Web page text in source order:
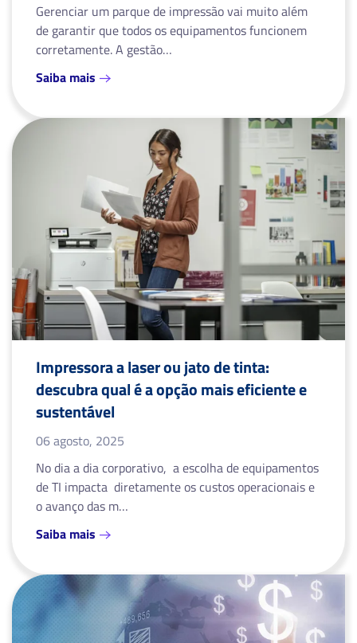
Gerenciar um parque de impressão vai muito além
de garantir que todos os equipamentos funcionem
corretamente. A gestão…
Saiba mais
Impressora a laser ou jato de tinta:
descubra qual é a opção mais eficiente e
sustentável
06 agosto, 2025
No dia a dia corporativo, a escolha de equipamentos
de TI impacta diretamente os custos operacionais e
o avanço das m…
Saiba mais